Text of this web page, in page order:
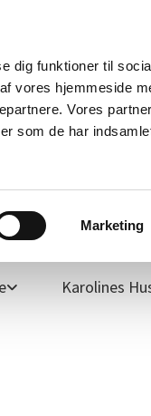
dig funktioner til
vores hjemmeside
Vores
som de har
Marketing
Karolines